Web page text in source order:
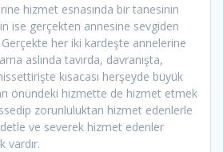
hizmet esnasında bir tanesinin
ise gerçekten annesine sevgiden
her iki kardeşte annelerine
aslında tavırda, davranışta,
kısacası herşeyde büyük
önündeki hizmette de hizmet etmek
zorunluluktan hizmet edenlerle
ve severek hizmet edenler
vardır.